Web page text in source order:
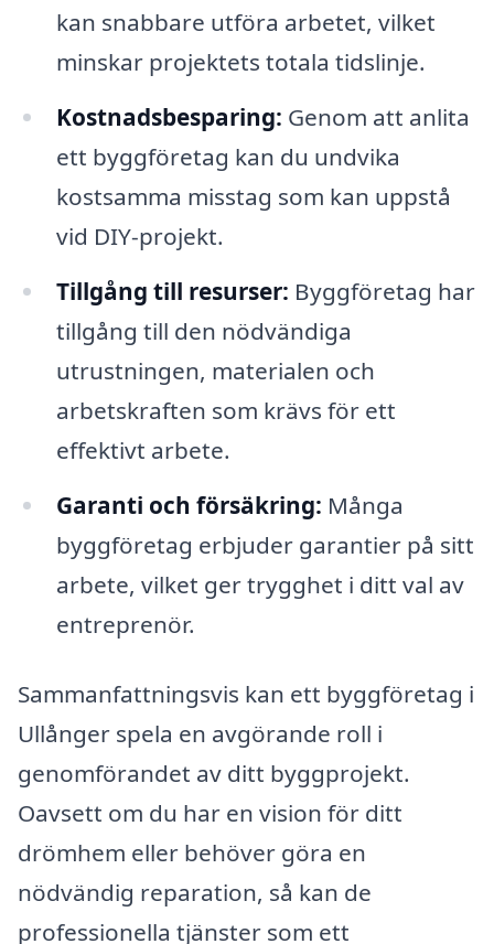
kan snabbare utföra arbetet, vilket
minskar projektets totala tidslinje.
Kostnadsbesparing: Genom att anlita
ett byggföretag kan du undvika
kostsamma misstag som kan uppstå
vid DIY-projekt.
Tillgång till resurser: Byggföretag har
tillgång till den nödvändiga
utrustningen, materialen och
arbetskraften som krävs för ett
effektivt arbete.
Garanti och försäkring: Många
byggföretag erbjuder garantier på sitt
arbete, vilket ger trygghet i ditt val av
entreprenör.
Sammanfattningsvis kan ett byggföretag i
Ullånger spela en avgörande roll i
genomförandet av ditt byggprojekt.
Oavsett om du har en vision för ditt
drömhem eller behöver göra en
nödvändig reparation, så kan de
professionella tjänster som ett